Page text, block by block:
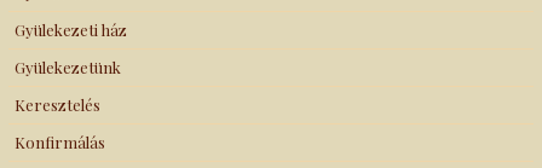
Gyülekezeti ház
Gyülekezetünk
Keresztelés
Konfirmálás